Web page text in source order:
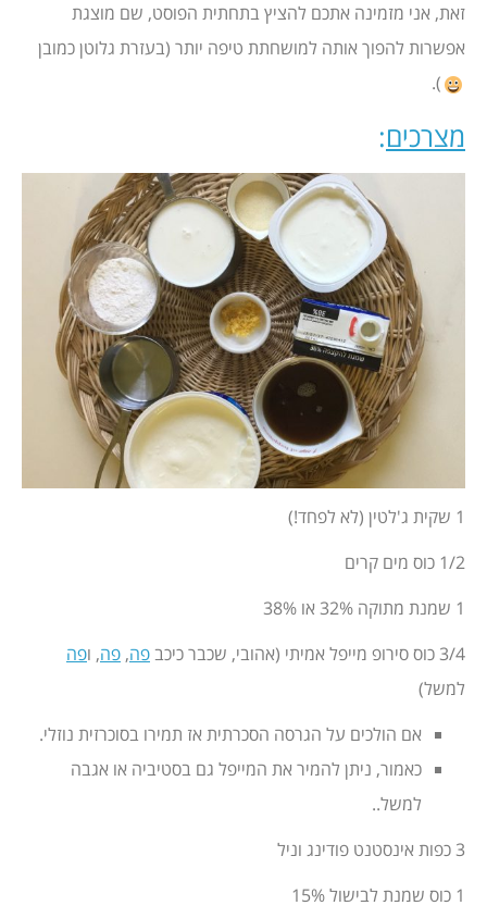
זאת, אני מזמינה אתכם להציץ בתחתית הפוסט, שם מוצגת
אפשרות להפוך אותה למושחתת טיפה יותר (בעזרת גלוטן כמובן
).
מצרכים:
1 שקית ג'לטין (לא לפחד!)
1/2 כוס מים קרים
1 שמנת מתוקה 32% או 38%
3/4 כוס סירופ מייפל אמיתי (אהובי, שכבר כיכב
פה, פה, ופה
למשל)
אם הולכים על הגרסה הסכרתית אז תמירו בסוכרזית נוזלי.
כאמור, ניתן להמיר את המייפל גם בסטיביה או אגבה
למשל..
3 כפות אינסטנט פודינג וניל
1 כוס שמנת לבישול 15%